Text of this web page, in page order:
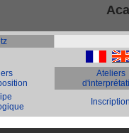
Ateliers